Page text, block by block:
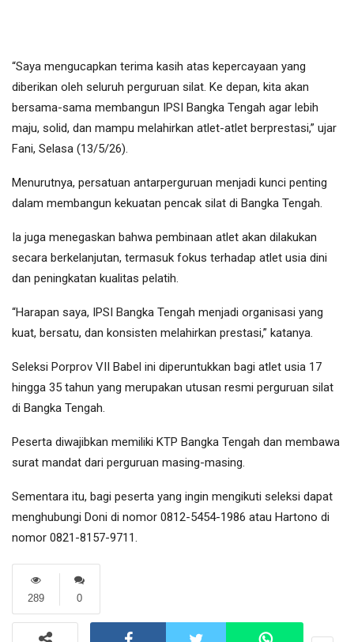
“Saya mengucapkan terima kasih atas kepercayaan yang
diberikan oleh seluruh perguruan silat. Ke depan, kita akan
bersama-sama membangun IPSI Bangka Tengah agar lebih
maju, solid, dan mampu melahirkan atlet-atlet berprestasi,” ujar
Fani, Selasa (13/5/26).
Menurutnya, persatuan antarperguruan menjadi kunci penting
dalam membangun kekuatan pencak silat di Bangka Tengah.
Ia juga menegaskan bahwa pembinaan atlet akan dilakukan
secara berkelanjutan, termasuk fokus terhadap atlet usia dini
dan peningkatan kualitas pelatih.
“Harapan saya, IPSI Bangka Tengah menjadi organisasi yang
kuat, bersatu, dan konsisten melahirkan prestasi,” katanya.
Seleksi Porprov VII Babel ini diperuntukkan bagi atlet usia 17
hingga 35 tahun yang merupakan utusan resmi perguruan silat
di Bangka Tengah.
Peserta diwajibkan memiliki KTP Bangka Tengah dan membawa
surat mandat dari perguruan masing-masing.
Sementara itu, bagi peserta yang ingin mengikuti seleksi dapat
menghubungi Doni di nomor 0812-5454-1986 atau Hartono di
nomor 0821-8157-9711.
0
289